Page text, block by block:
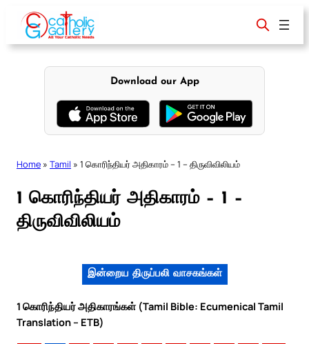
content
Download our App
Home » Tamil » 1 கொரிந்தியர் அதிகாரம் – 1 – திருவிவிலியம்
1 கொரிந்தியர் அதிகாரம் – 1 –
திருவிவிலியம்
இன்றைய திருப்பலி வாசகங்கள்
1 கொரிந்தியர் அதிகாரங்கள் (Tamil Bible: Ecumenical Tamil
Translation – ETB)